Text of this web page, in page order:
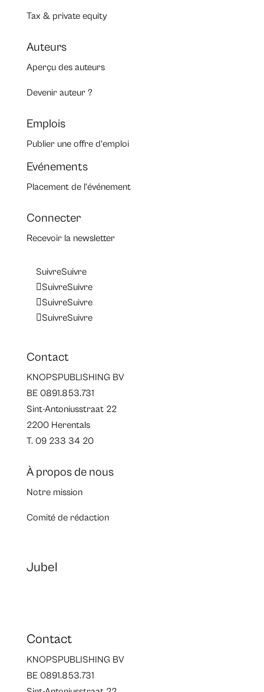
Tax & private equity
Auteurs
Aperçu des auteurs
Devenir auteur ?
Emplois
Publier une offre d’emploi
Evénements
Placement de l’événement
Connecter
Recevoir la newsletter
SuivreSuivre
SuivreSuivre
SuivreSuivre
SuivreSuivre
Contact
KNOPSPUBLISHING BV
BE 0891.853.731
Sint-Antoniusstraat 22
2200 Herentals
T. 09 233 34 20
À propos de nous
Notre mission
Comité de rédaction
Jubel
Contact
KNOPSPUBLISHING BV
BE 0891.853.731